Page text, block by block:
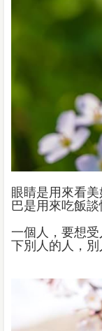
眼睛是用來看
巴是用來吃飯談
一個人，要想
下別人的人，別